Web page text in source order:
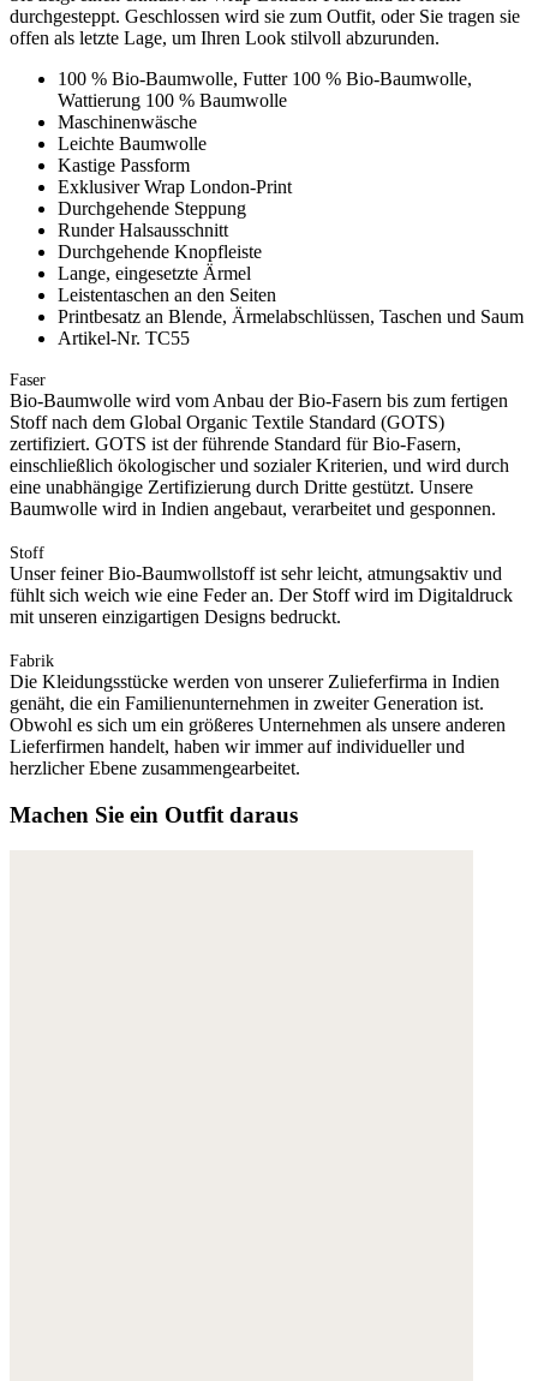
durchgesteppt. Geschlossen wird sie zum Outfit, oder Sie tragen sie
offen als letzte Lage, um Ihren Look stilvoll abzurunden.
100 % Bio-Baumwolle, Futter 100 % Bio-Baumwolle,
Wattierung 100 % Baumwolle
Maschinenwäsche
Leichte Baumwolle
Kastige Passform
Exklusiver Wrap London-Print
Durchgehende Steppung
Runder Halsausschnitt
Durchgehende Knopfleiste
Lange, eingesetzte Ärmel
Leistentaschen an den Seiten
Printbesatz an Blende, Ärmelabschlüssen, Taschen und Saum
Artikel-Nr. TC55
Faser
Bio-Baumwolle wird vom Anbau der Bio-Fasern bis zum fertigen
Stoff nach dem Global Organic Textile Standard (GOTS)
zertifiziert. GOTS ist der führende Standard für Bio-Fasern,
einschließlich ökologischer und sozialer Kriterien, und wird durch
eine unabhängige Zertifizierung durch Dritte gestützt. Unsere
Baumwolle wird in Indien angebaut, verarbeitet und gesponnen.
Stoff
Unser feiner Bio-Baumwollstoff ist sehr leicht, atmungsaktiv und
fühlt sich weich wie eine Feder an. Der Stoff wird im Digitaldruck
mit unseren einzigartigen Designs bedruckt.
Fabrik
Die Kleidungsstücke werden von unserer Zulieferfirma in Indien
genäht, die ein Familienunternehmen in zweiter Generation ist.
Obwohl es sich um ein größeres Unternehmen als unsere anderen
Lieferfirmen handelt, haben wir immer auf individueller und
herzlicher Ebene zusammengearbeitet.
Machen Sie ein Outfit daraus